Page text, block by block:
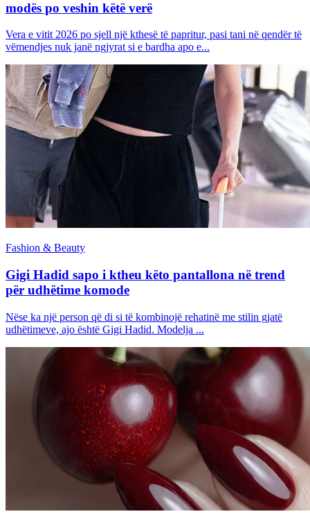
modës po veshin këtë verë
Vera e vitit 2026 po sjell një kthesë të papritur, pasi tani në qendër të
vëmendjes nuk janë ngjyrat si e bardha apo e...
Fashion & Beauty
Gigi Hadid sapo i ktheu këto pantallona në trend
për udhëtime komode
Nëse ka një person që di si të kombinojë rehatinë me stilin gjatë
udhëtimeve, ajo është Gigi Hadid. Modelja ...